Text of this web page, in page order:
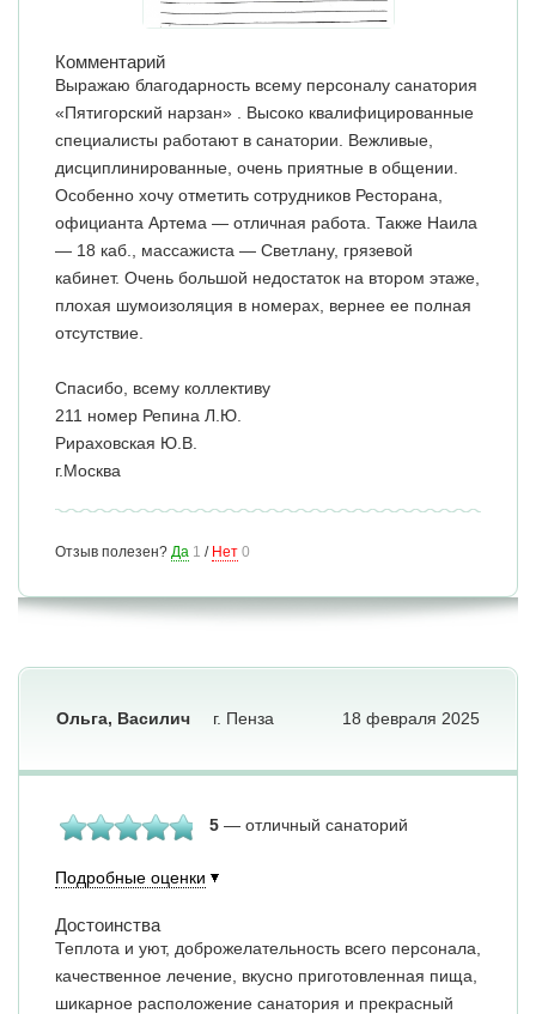
Комментарий
Выражаю благодарность всему персоналу санатория
«Пятигорский нарзан» . Высоко квалифицированные
специалисты работают в санатории. Вежливые,
дисциплинированные, очень приятные в общении.
Особенно хочу отметить сотрудников Ресторана,
официанта Артема — отличная работа. Также Наила
— 18 каб., массажиста — Светлану, грязевой
кабинет. Очень большой недостаток на втором этаже,
плохая шумоизоляция в номерах, вернее ее полная
отсутствие.
Спасибо, всему коллективу
211 номер Репина Л.Ю.
Рираховская Ю.В.
г.Москва
Отзыв полезен? Да 1 / Нет 0
18 февраля 2025
Ольга, Василич г. Пенза
5 — отличный санаторий
Подробные оценки
Достоинства
Теплота и уют, доброжелательность всего персонала,
качественное лечение, вкусно приготовленная пища,
шикарное расположение санатория и прекрасный